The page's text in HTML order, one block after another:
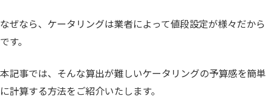
なぜなら、ケータリングは業者によって値段設定が様々だから
です。
本記事では、そんな算出が難しいケータリングの予算感を簡単
に計算する方法をご紹介いたします。